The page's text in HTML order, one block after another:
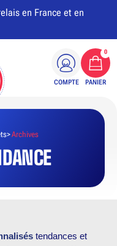
en France et en
COMPTE PANIER
0
Archives
tendances et